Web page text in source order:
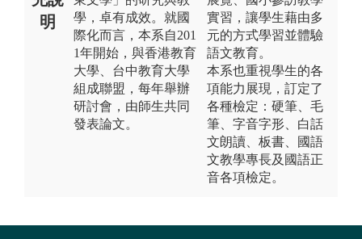
明
學，卓有成效。就國
際化而言，本系自201
1年開始，與香港教育
大學、台中教育大學
組成聯盟，每年舉辦
研討會，由師生共同
發表論文。
實習，讓學生藉由多
元的方式學習並體驗
語文教育。
本系也重視學生的各
項能力展現，訂定了
各種檢定：硬筆、毛
筆、字音字形、白話
文朗讀、板書、國語
文教學專長及國語正
音各項檢定。